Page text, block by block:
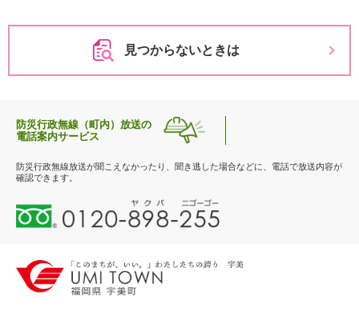
見つからないときは
防災行政無線（町内）放送の
電話案内サービス
防災行政無線放送が聞こえなかったり、聞き逃した場合などに、電話で放送内容が
確認できます。
0
1
-